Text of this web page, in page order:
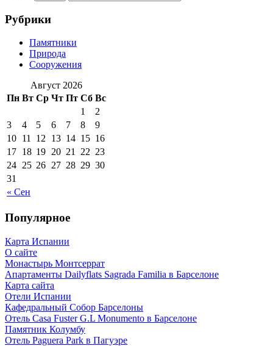
Рубрики
Памятники
Природа
Сооружения
Август 2026
Пн Вт Ср Чт Пт Сб Вс
« Сен
1
2
3
4 5 6 7 8
9
10 11 12 13 14 15 16
17 18 19 20 21 22 23
24 25 26 27 28 29 30
31
Популярное
Карта Испании
О сайте
Монастырь Монтсеррат
Апартаменты Dailyflats Sagrada Familia в Барселоне
Карта сайта
Отели Испании
Кафeдрaльный Собор Барселоны
Отель Casa Fuster G.L Monumento в Барселоне
Пaмятник Колумбу
Отель Paguera Park в Пагуэре